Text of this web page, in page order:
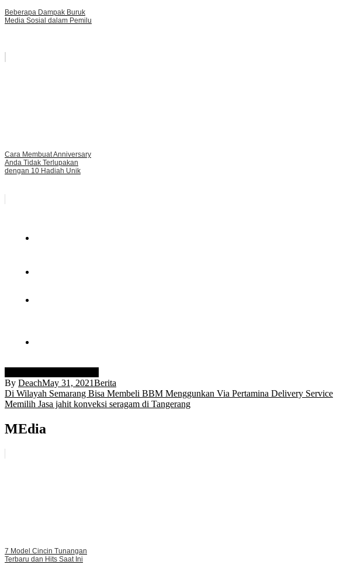
Beberapa Dampak Buruk
Media Sosial dalam Pemilu
Cara Membuat Anniversary
Anda Tidak Terlupakan
dengan 10 Hadiah Unik
By DeachMay 31, 2021Berita
Post
navigation
Di Wilayah Semarang Bisa Membeli BBM Menggunkan Via Pertamina Delivery Service
Memilih Jasa jahit konveksi seragam di Tangerang
MEdia
7 Model Cincin Tunangan
Terbaru dan Hits Saat Ini